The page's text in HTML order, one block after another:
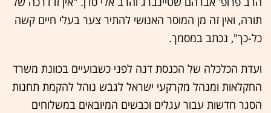
תורה, ואין זה מן המוסר האנושי להתיר צער בעלי חיים קשה
כל-כך", נכתב במסמך.
ועדת הכלכלה של הכנסת דנה לפני כשבועיים בכוונת משרד
החקלאות ומנהל מקרקעי ישראל לגבש נוהל להקמת תחנות
הסגר חדשות עבור עגלים וכבשים המיובאים במשלוחים